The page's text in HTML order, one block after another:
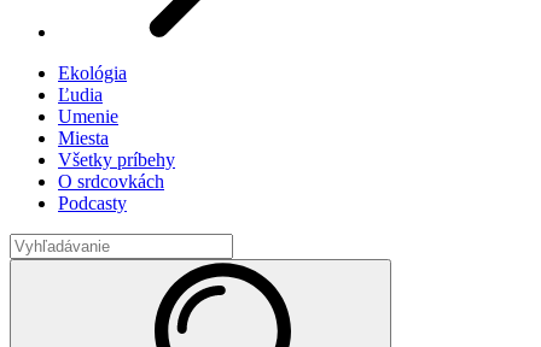
Ekológia
Ľudia
Umenie
Miesta
Všetky príbehy
O srdcovkách
Podcasty